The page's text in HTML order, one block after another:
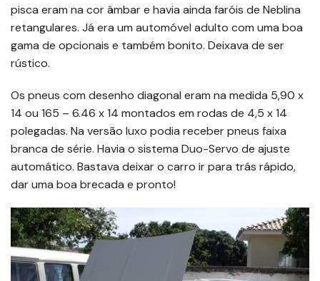
pisca eram na cor âmbar e havia ainda faróis de Neblina
retangulares. Já era um automóvel adulto com uma boa
gama de opcionais e também bonito. Deixava de ser
rústico.
Os pneus com desenho diagonal eram na medida 5,90 x
14 ou 165 – 6.46 x 14 montados em rodas de 4,5 x 14
polegadas. Na versão luxo podia receber pneus faixa
branca de série. Havia o sistema Duo-Servo de ajuste
automático. Bastava deixar o carro ir para trás rápido,
dar uma boa brecada e pronto!